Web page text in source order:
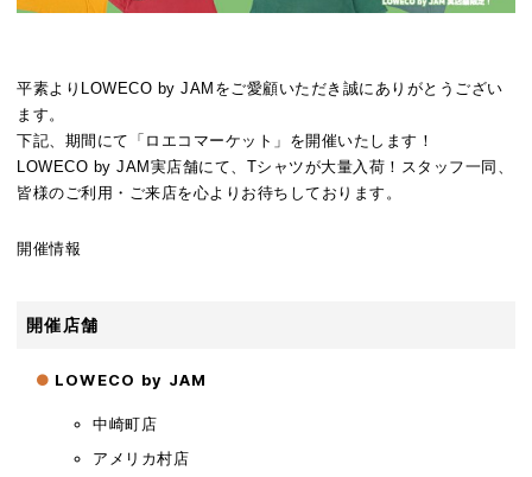
【ロ
エ
コ
マ
ッ
催】
平素よりLOWECO by JAMをご愛顧いただき誠にありがとうござい
ます。
下記、期間にて「ロエコマーケット」を開催いたします！
LOWECO by JAM実店舗にて、Tシャツが大量入荷！ スタッフ一同、
皆様のご利用・ご来店を心よりお待ちしております。
開催情報
開催店舗
LOWECO by JAM
中崎町店
アメリカ村店